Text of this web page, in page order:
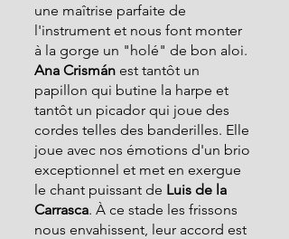
une maîtrise parfaite de
l'instrument et nous font monter
à la gorge un "holé" de bon aloi.
Ana Crismán est tantôt un
papillon qui butine la harpe et
tantôt un picador qui joue des
cordes telles des banderilles. Elle
joue avec nos émotions d'un brio
exceptionnel et met en exergue
le chant puissant de Luis de la
Carrasca. À ce stade les frissons
nous envahissent, leur accord est